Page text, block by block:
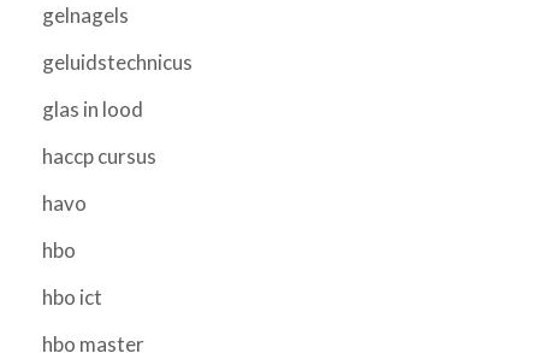
gelnagels
geluidstechnicus
glas in lood
haccp cursus
havo
hbo
hbo ict
hbo master